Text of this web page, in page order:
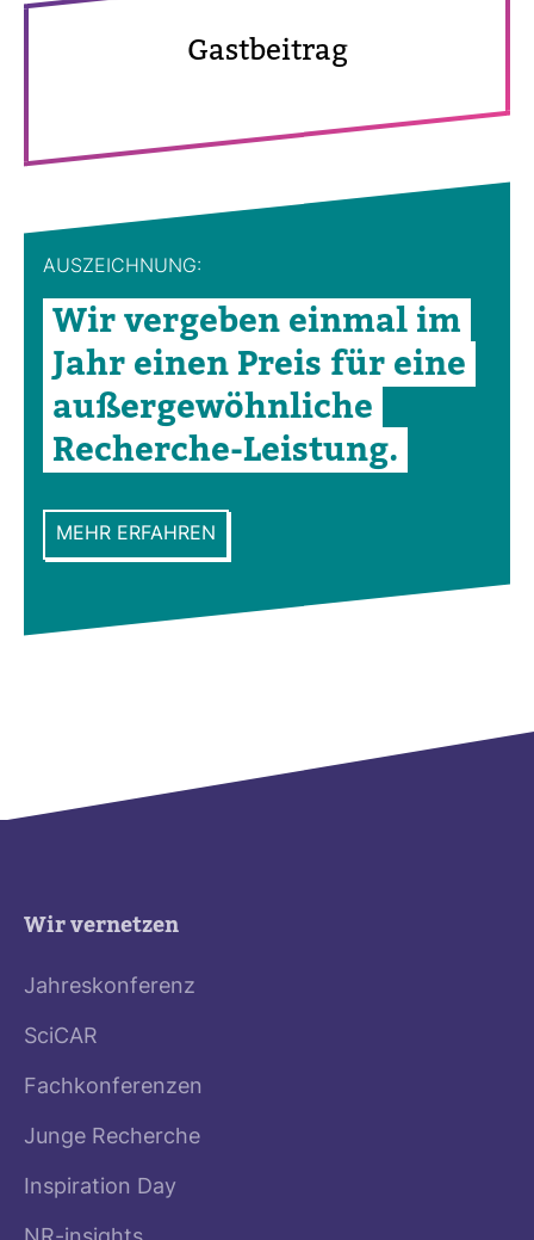
Gast­bei­trag
AUS­ZEICH­NUNG:
Wir ver­geben einmal im
Jahr einen Preis für eine
außer­ge­wöhn­liche
Recherche-​Leis­tung.
MEHR ERFAHREN
Wir vernetzen
Jahreskonferenz
SciCAR
Fachkonferenzen
Junge Recherche
Inspiration Day